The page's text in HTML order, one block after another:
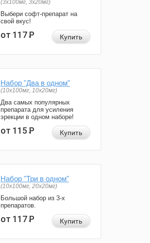
(3x100мг, 3x20мг)
Выбери софт-препарат на
свой вкус!
от 117Р Купить
Набор "Два в одном"
(10x100мг, 10x20мг)
Два самых популярных
препарата для усиления
эрекции в одном наборе!
от 115Р Купить
Набор "Три в одном"
(10x100мг, 20x20мг)
Большой набор из 3-х
препаратов.
от 117Р Купить